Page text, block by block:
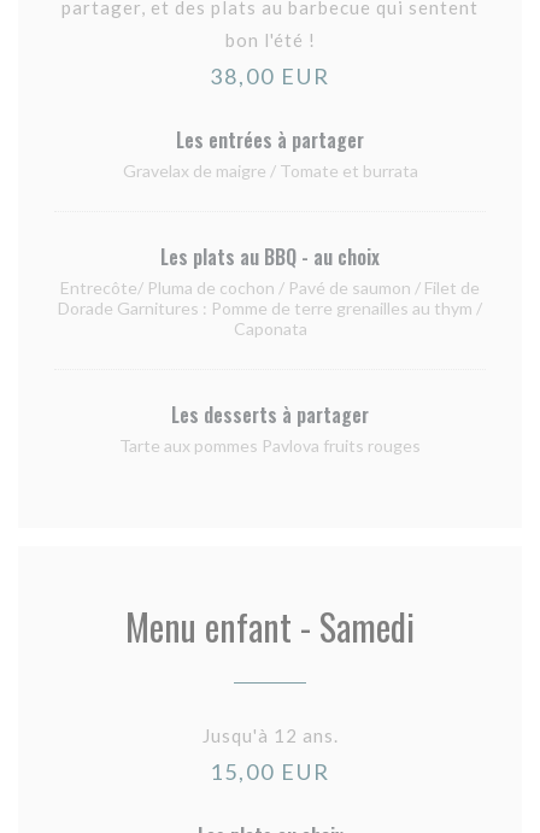
partager, et des plats au barbecue qui sentent
bon l'été !
38,00 EUR
Les entrées à partager
Gravelax de maigre / Tomate et burrata
Les plats au BBQ - au choix
Entrecôte/ Pluma de cochon / Pavé de saumon / Filet de
Dorade Garnitures : Pomme de terre grenailles au thym /
Caponata
Les desserts à partager
Tarte aux pommes Pavlova fruits rouges
Menu enfant - Samedi
Jusqu'à 12 ans.
15,00 EUR